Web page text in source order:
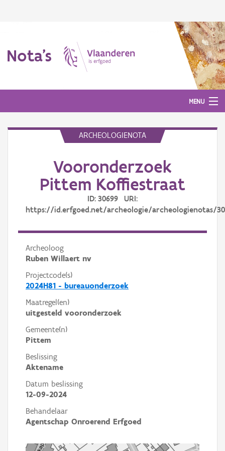
Nota's
MENU
ARCHEOLOGIENOTA
Vooronderzoek
Pittem Koffiestraat
ID: 30699 URI:
https://id.erfgoed.net/archeologie/archeologienotas/
Archeoloog
Ruben Willaert nv
Projectcode(s)
2024H81 - bureauonderzoek
Maatregel(en)
uitgesteld vooronderzoek
Gemeente(n)
Pittem
Beslissing
Aktename
Datum beslissing
12-09-2024
Behandelaar
Agentschap Onroerend Erfgoed